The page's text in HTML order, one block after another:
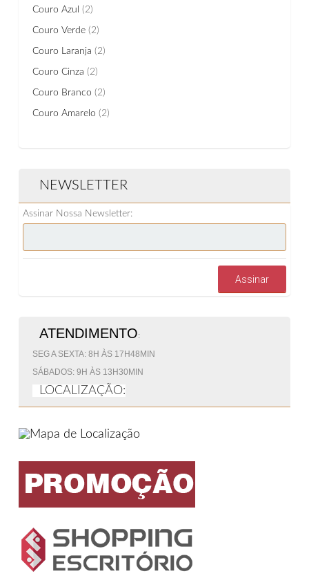
Couro Azul (2)
Couro Verde(2)
Couro Laranja (2)
Couro Cinza (2)
Couro Branco (2)
Couro Amarelo (2)
NEWSLETTER
Assinar Nossa Newsletter:
Assinar
ATENDIMENTO:
SEG A SEXTA: 8H ÀS 17H48MIN
SÁBADOS: 9H ÀS 13H30MIN
LOCALIZAÇÃO: